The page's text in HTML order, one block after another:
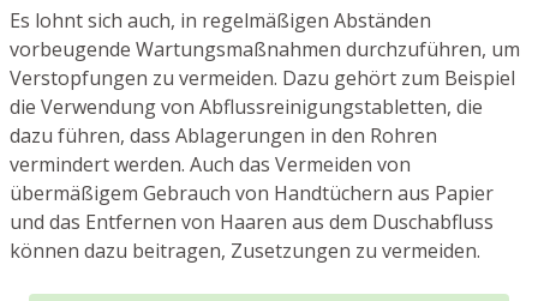
Es lohnt sich auch, in regelmäßigen Abständen
vorbeugende Wartungsmaßnahmen durchzuführen, um
Verstopfungen zu vermeiden. Dazu gehört zum Beispiel
die Verwendung von Abflussreinigungstabletten, die
dazu führen, dass Ablagerungen in den Rohren
vermindert werden. Auch das Vermeiden von
übermäßigem Gebrauch von Handtüchern aus Papier
und das Entfernen von Haaren aus dem Duschabfluss
können dazu beitragen, Zusetzungen zu vermeiden.